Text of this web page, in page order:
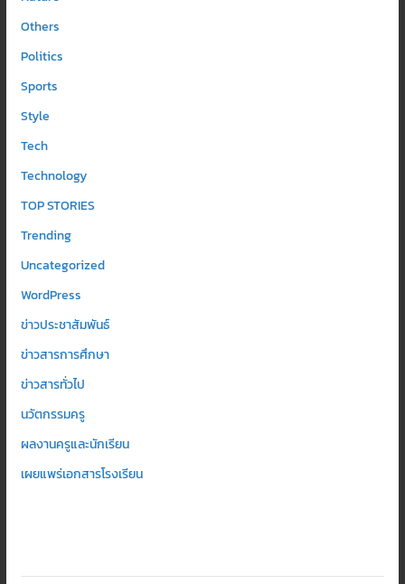
Others
Politics
Sports
Style
Tech
Technology
TOP STORIES
Trending
Uncategorized
WordPress
ข่าวประชาสัมพันธ์
ข่าวสารการศึกษา
ข่าวสารทั่วไป
นวัตกรรมครู
ผลงานครูและนักเรียน
เผยแพร่เอกสารโรงเรียน